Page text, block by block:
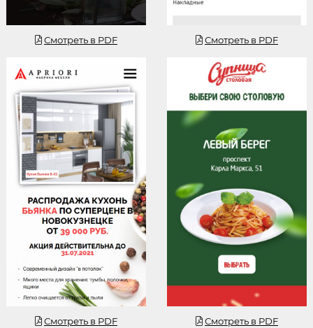
Смотреть в PDF Смотреть в PDF
Смотреть в PDF
Смотреть
Смотреть в PDF
Смотреть